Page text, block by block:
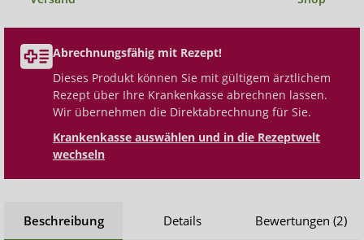
Abrechnungsfähig mit Rezept!
Dieses Produkt können Sie mit gültigem ärztlichem
Rezept über Ihre Krankenkasse abrechnen lassen.
Wir übernehmen die Direktabrechnung für Sie.
Krankenkasse auswählen und in die Rezeptwelt
wechseln
Beschreibung Details Bewertungen (2)